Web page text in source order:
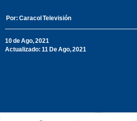
Por: Caracol Televisión
10 de Ago, 2021
Actualizado: 11 De Ago, 2021